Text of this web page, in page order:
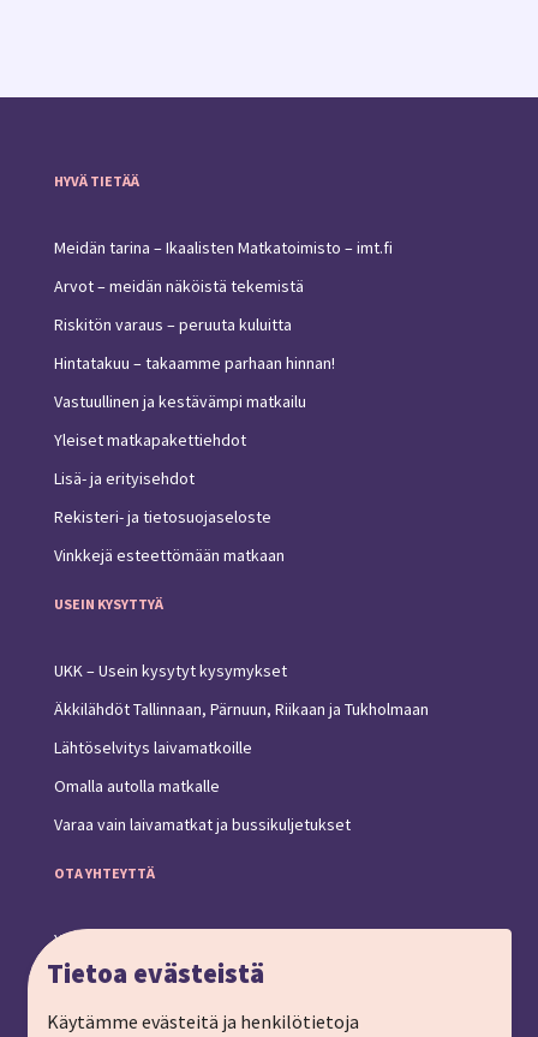
HYVÄ TIETÄÄ
Meidän tarina – Ikaalisten Matkatoimisto – imt.fi
Arvot – meidän näköistä tekemistä
Riskitön varaus – peruuta kuluitta
Hintatakuu – takaamme parhaan hinnan!
Vastuullinen ja kestävämpi matkailu
Yleiset matkapakettiehdot
Lisä- ja erityisehdot
Rekisteri- ja tietosuojaseloste
Vinkkejä esteettömään matkaan
USEIN KYSYTTYÄ
UKK – Usein kysytyt kysymykset
Äkkilähdöt Tallinnaan, Pärnuun, Riikaan ja Tukholmaan
Lähtöselvitys laivamatkoille
Omalla autolla matkalle
Varaa vain laivamatkat ja bussikuljetukset
OTA YHTEYTTÄ
Yhteystiedot ja toimipiste
Anna palautetta
Ryhmämatkat, pyydä tarjous
Tietoa evästeistä
Käytämme evästeitä ja henkilötietoja